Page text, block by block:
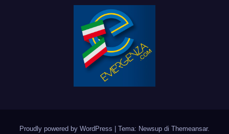
Proudly powered by WordPress | Tema: Newsup di Themeansar.